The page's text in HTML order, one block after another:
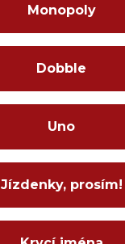
Monopoly
Dobble
Uno
Jízdenky, prosím!